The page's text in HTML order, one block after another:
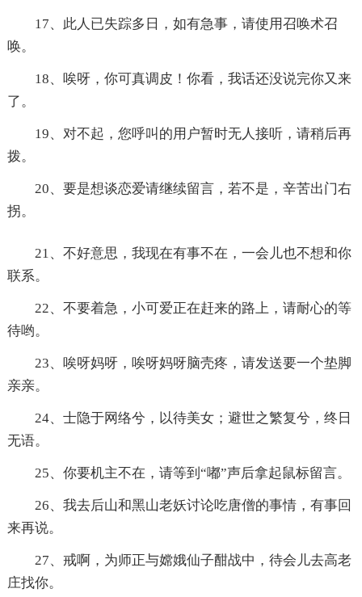
17、此人已失踪多日，如有急事，请使用召唤术召
唤。
18、唉呀，你可真调皮！你看，我话还没说完你又来
了。
19、对不起，您呼叫的用户暂时无人接听，请稍后再
拨。
20、要是想谈恋爱请继续留言，若不是，辛苦出门右
拐。
21、不好意思，我现在有事不在，一会儿也不想和你
联系。
22、不要着急，小可爱正在赶来的路上，请耐心的等
待哟。
23、唉呀妈呀，唉呀妈呀脑壳疼，请发送要一个垫脚
亲亲。
24、士隐于网络兮，以待美女；避世之繁复兮，终日
无语。
25、你要机主不在，请等到“嘟”声后拿起鼠标留言。
26、我去后山和黑山老妖讨论吃唐僧的事情，有事回
来再说。
27、戒啊，为师正与嫦娥仙子酣战中，待会儿去高老
庄找你。